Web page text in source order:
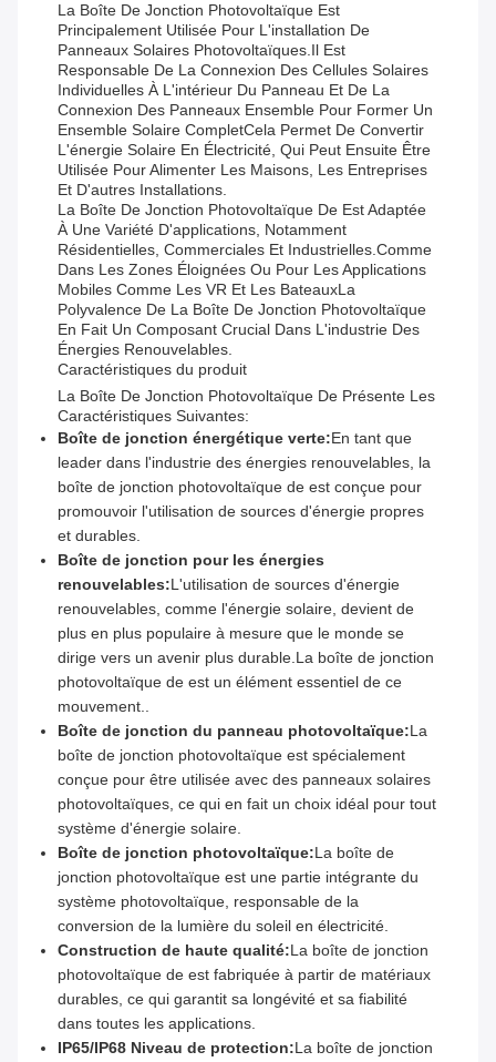
La Boîte De Jonction Photovoltaïque Est
Principalement Utilisée Pour L'installation De
Panneaux Solaires Photovoltaïques.Il Est
Responsable De La Connexion Des Cellules Solaires
Individuelles À L'intérieur Du Panneau Et De La
Connexion Des Panneaux Ensemble Pour Former Un
Ensemble Solaire CompletCela Permet De Convertir
L'énergie Solaire En Électricité, Qui Peut Ensuite Être
Utilisée Pour Alimenter Les Maisons, Les Entreprises
Et D'autres Installations.
La Boîte De Jonction Photovoltaïque De Est Adaptée
À Une Variété D'applications, Notamment
Résidentielles, Commerciales Et Industrielles.comme
Dans Les Zones Éloignées Ou Pour Les Applications
Mobiles Comme Les VR Et Les BateauxLa
Polyvalence De La Boîte De Jonction Photovoltaïque
En Fait Un Composant Crucial Dans L'industrie Des
Énergies Renouvelables.
Caractéristiques du produit
La Boîte De Jonction Photovoltaïque De Présente Les
Caractéristiques Suivantes:
Boîte de jonction énergétique verte:En tant que
leader dans l'industrie des énergies renouvelables, la
boîte de jonction photovoltaïque de est conçue pour
promouvoir l'utilisation de sources d'énergie propres
et durables.
Boîte de jonction pour les énergies
renouvelables:L'utilisation de sources d'énergie
renouvelables, comme l'énergie solaire, devient de
plus en plus populaire à mesure que le monde se
dirige vers un avenir plus durable.La boîte de jonction
photovoltaïque de est un élément essentiel de ce
mouvement..
Boîte de jonction du panneau photovoltaïque:La
boîte de jonction photovoltaïque est spécialement
conçue pour être utilisée avec des panneaux solaires
photovoltaïques, ce qui en fait un choix idéal pour tout
système d'énergie solaire.
Boîte de jonction photovoltaïque:La boîte de
jonction photovoltaïque est une partie intégrante du
système photovoltaïque, responsable de la
conversion de la lumière du soleil en électricité.
Construction de haute qualité:La boîte de jonction
photovoltaïque de est fabriquée à partir de matériaux
durables, ce qui garantit sa longévité et sa fiabilité
dans toutes les applications.
IP65/IP68 Niveau de protection:La boîte de jonction